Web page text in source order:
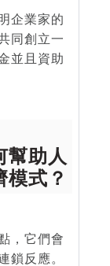
企業家的
同創立一
並且資助
幫助人
式？
，它們會
鎖反應。